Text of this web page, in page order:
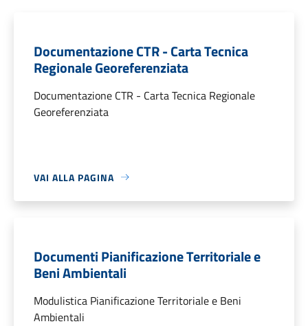
Documentazione CTR - Carta Tecnica
Regionale Georeferenziata
Documentazione CTR - Carta Tecnica Regionale
Georeferenziata
VAI ALLA PAGINA
Documenti Pianificazione Territoriale e
Beni Ambientali
Modulistica Pianificazione Territoriale e Beni
Ambientali